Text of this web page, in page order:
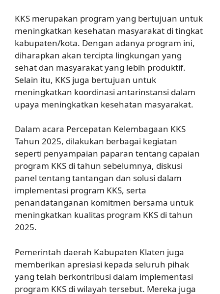
KKS merupakan program yang bertujuan untuk
meningkatkan kesehatan masyarakat di tingkat
kabupaten/kota. Dengan adanya program ini,
diharapkan akan tercipta lingkungan yang
sehat dan masyarakat yang lebih produktif.
Selain itu, KKS juga bertujuan untuk
meningkatkan koordinasi antarinstansi dalam
upaya meningkatkan kesehatan masyarakat.
Dalam acara Percepatan Kelembagaan KKS
Tahun 2025, dilakukan berbagai kegiatan
seperti penyampaian paparan tentang capaian
program KKS di tahun sebelumnya, diskusi
panel tentang tantangan dan solusi dalam
implementasi program KKS, serta
penandatanganan komitmen bersama untuk
meningkatkan kualitas program KKS di tahun
2025.
Pemerintah daerah Kabupaten Klaten juga
memberikan apresiasi kepada seluruh pihak
yang telah berkontribusi dalam implementasi
program KKS di wilayah tersebut. Mereka juga